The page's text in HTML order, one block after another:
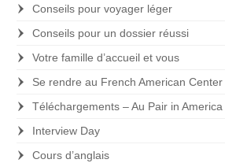
Conseils pour voyager léger
Conseils pour un dossier réussi
Votre famille d’accueil et vous
Se rendre au French American Center
Téléchargements – Au Pair in America
Interview Day
Cours d’anglais